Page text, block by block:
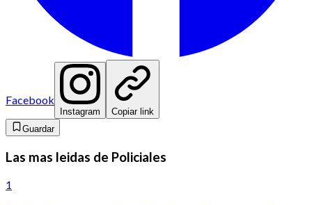
Facebook
Instagram
Copiar link
Guardar
Las mas leidas de Policiales
1